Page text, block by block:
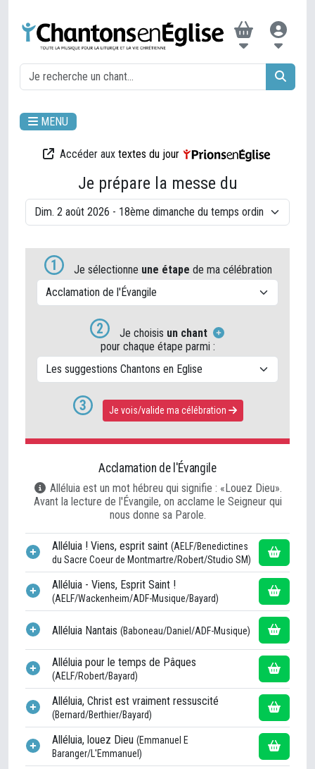
MENU
Accéder aux textes du jour
Je prépare la messe du
1 Je sélectionne une étape de ma célébration
2 Je choisis un chant
pour chaque étape parmi :
3 Je vois/valide ma célébration
Acclamation de l'Évangile
Alléluia est un mot hébreu qui signifie : «Louez Dieu».
Avant la lecture de l'Évangile, on acclame le Seigneur qui
nous donne sa Parole.
Alléluia ! Viens, esprit saint (AELF/Benedictines
du Sacre Coeur de Montmartre/Robert/Studio SM)
Alléluia - Viens, Esprit Saint !
(AELF/Wackenheim/ADF-Musique/Bayard)
Alléluia Nantais (Baboneau/Daniel/ADF-Musique)
Alléluia pour le temps de Pâques
(AELF/Robert/Bayard)
Alléluia, Christ est vraiment ressuscité
(Bernard/Berthier/Bayard)
Alléluia, louez Dieu (Emmanuel E
Baranger/L'Emmanuel)